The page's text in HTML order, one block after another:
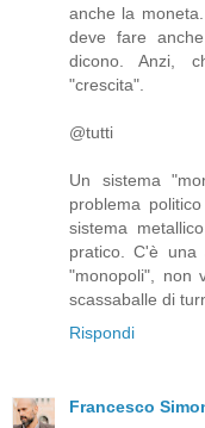
anche la
deve fare
dicono. Anzi,
"crescita".
@tutti
Un sistema
problema
sistema
pratico. C'è
"monopoli", non
scassaballe di
Rispondi
Francesco